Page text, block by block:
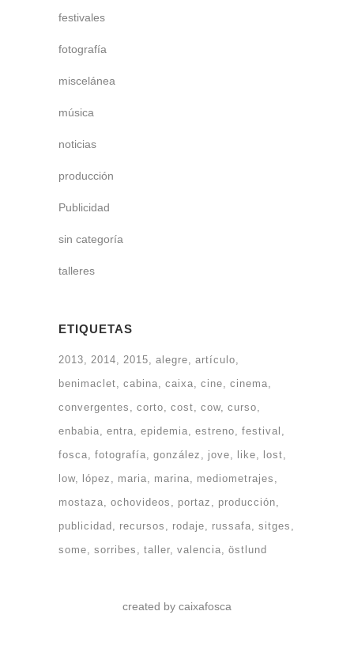
festivales
fotografía
miscelánea
música
noticias
producción
Publicidad
sin categoría
talleres
ETIQUETAS
2013 2014 2015 alegre
artículo
benimaclet
cabina caixa cine
cinema
convergentes
corto cost cow curso
enbabia
entra epidemia estreno
festival
fosca
fotografía gonzález jove like
lost
low
lópez maria marina
mediometrajes
mostaza
ochovideos portaz
producción
publicidad
recursos rodaje russafa
sitges
some
sorribes taller valencia östlund
created by caixafosca